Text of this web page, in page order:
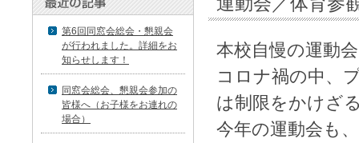
本校自慢の運動
コロナ禍の中、
は制限をかけざ
今年の運動会も
第6回同窓会総会・懇親会
が行われました。詳細をお
知らせします！
同窓会総会、懇親会参加の
皆様へ（お子様をお連れの
場合）